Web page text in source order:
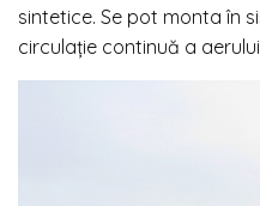
sintetice. Se pot monta în
circulație continuă a